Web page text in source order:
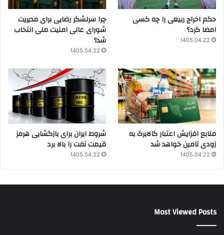
حکم اخراج ربیعی را چه کسی
امضا کرد؟
1405.04.22
چرا سرلشکر رضایی برای مدیریت
شورای عالی امنیت ملی انتخاب
شد؟
1405.04.22
منابع افزایش اعتبار کالابرگ به
زودی تامین خواهد شد
1405.04.22
شروط ایران برای بازگشایی هرمز
قیمت نفت را بالا برد
1405.04.22
Most Viewed Posts